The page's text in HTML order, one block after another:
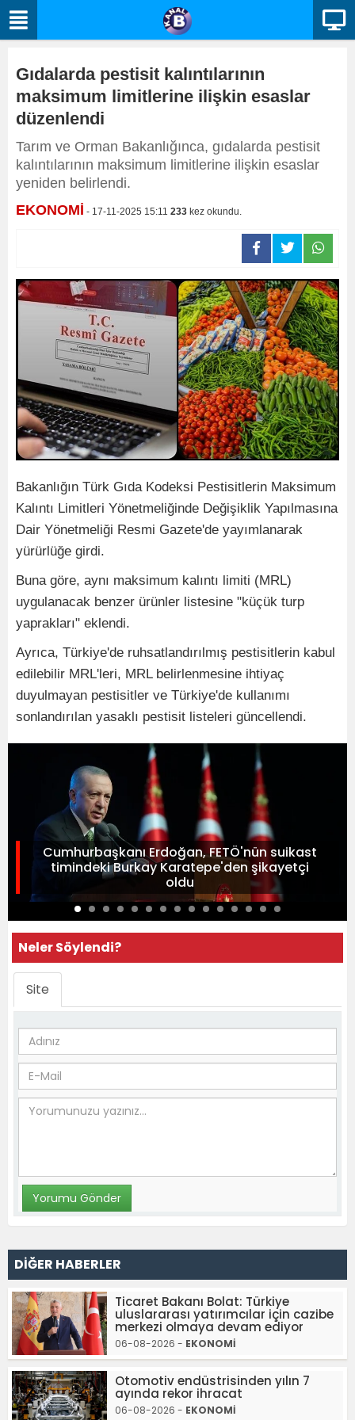
Gıdalarda pestisit kalıntılarının
maksimum limitlerine ilişkin esaslar
düzenlendi
Tarım ve Orman Bakanlığınca, gıdalarda pestisit
kalıntılarının maksimum limitlerine ilişkin esaslar
yeniden belirlendi.
EKONOMİ - 17-11-2025 15:11 233 kez okundu.
Bakanlığın Türk Gıda Kodeksi Pestisitlerin Maksimum
Kalıntı Limitleri Yönetmeliğinde Değişiklik Yapılmasına
Dair Yönetmeliği Resmi Gazete'de yayımlanarak
yürürlüğe girdi.
Buna göre, aynı maksimum kalıntı limiti (MRL)
uygulanacak benzer ürünler listesine "küçük turp
yaprakları" eklendi.
Ayrıca, Türkiye'de ruhsatlandırılmış pestisitlerin kabul
edilebilir MRL'leri, MRL belirlenmesine ihtiyaç
duyulmayan pestisitler ve Türkiye'de kullanımı
sonlandırılan yasaklı pestisit listeleri güncellendi.
Cumhurbaşkanı Erdoğan, FETÖ'nün suikast
timindeki Burkay Karatepe'den şikayetçi
oldu
Neler Söylendi?
Site
DİĞER HABERLER
Ticaret Bakanı Bolat: Türkiye
uluslararası yatırımcılar için cazibe
merkezi olmaya devam ediyor
06-08-2026 - EKONOMİ
Otomotiv endüstrisinden yılın 7
ayında rekor ihracat
06-08-2026 - EKONOMİ